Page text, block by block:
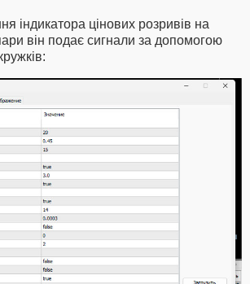
індикатора цінових розривів на
він подає сигнали за допомогою